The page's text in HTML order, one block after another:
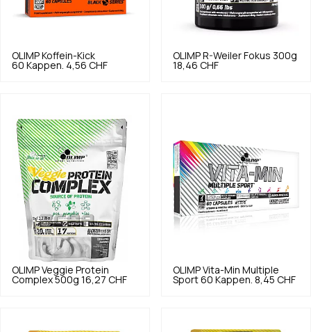
OLIMP Koffein-Kick
60 Kappen. 4,56 CHF
OLIMP R-Weiler Fokus 300g
18,46 CHF
OLIMP Veggie Protein
Complex 500g 16,27 CHF
OLIMP Vita-Min Multiple
Sport 60 Kappen. 8,45 CHF